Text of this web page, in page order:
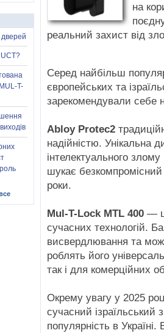
на
реальний захист від
Серед найбільш
європейських та
зарекомендували себе
Abloy Protec2
надійністю. Унікальна
інтелектуального
шукає безкомпромісний
роки.
Mul-T-Lock MTL 400 —
сучасних технологій.
висвердлювання та
роблять його
так і для комерційних
Окрему увагу у 2025
сучасний
популярність в Україні.
дверей
T-